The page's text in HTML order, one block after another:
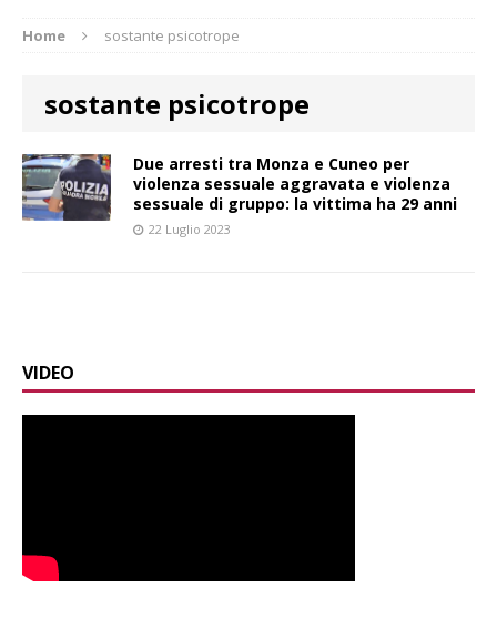
Home sostante psicotrope
sostante psicotrope
Due arresti tra Monza e Cuneo per
violenza sessuale aggravata e violenza
sessuale di gruppo: la vittima ha 29 anni
22 Luglio 2023
VIDEO